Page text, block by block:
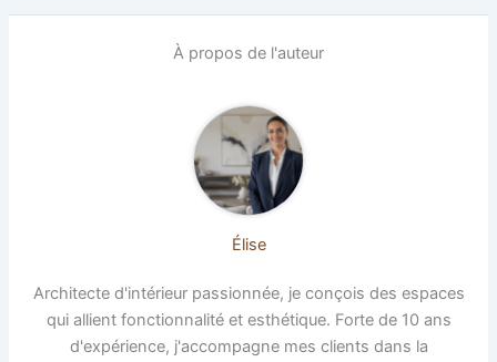
À propos de l'auteur
Élise
Architecte d'intérieur passionnée, je conçois des espaces
qui allient fonctionnalité et esthétique. Forte de 10 ans
d'expérience, j'accompagne mes clients dans la